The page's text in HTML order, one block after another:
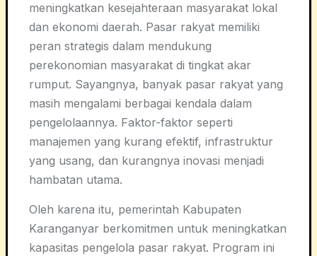
meningkatkan kesejahteraan masyarakat lokal
dan ekonomi daerah. Pasar rakyat memiliki
peran strategis dalam mendukung
perekonomian masyarakat di tingkat akar
rumput. Sayangnya, banyak pasar rakyat yang
masih mengalami berbagai kendala dalam
pengelolaannya. Faktor-faktor seperti
manajemen yang kurang efektif, infrastruktur
yang usang, dan kurangnya inovasi menjadi
hambatan utama.
Oleh karena itu, pemerintah Kabupaten
Karanganyar berkomitmen untuk meningkatkan
kapasitas pengelola pasar rakyat. Program ini